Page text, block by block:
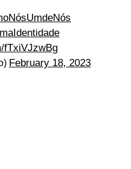
fTxiVJzwBg
February 18, 2023